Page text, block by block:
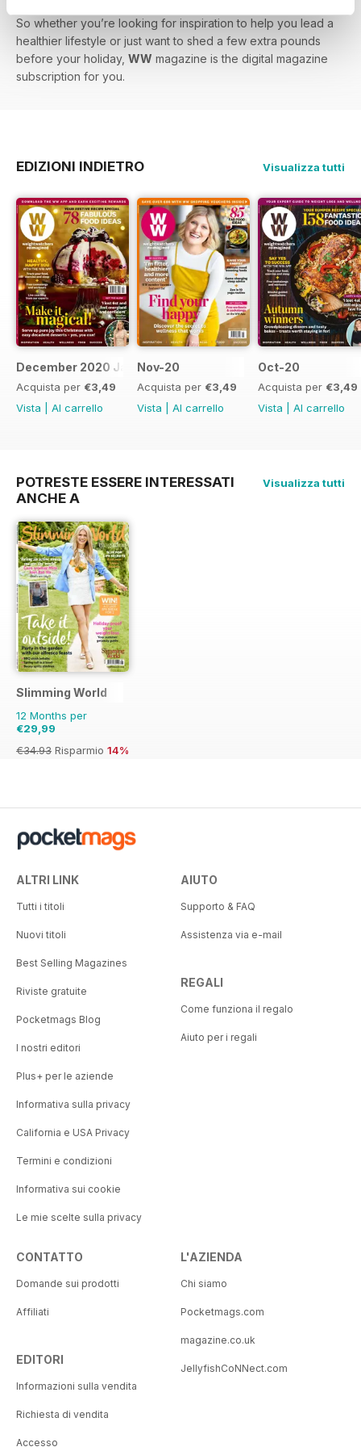
So whether you’re looking for inspiration to help you lead a
healthier lifestyle or just want to shed a few extra pounds
before your holiday, WW magazine is the digital magazine
subscription for you.
EDIZIONI INDIETRO Visualizza tutti
December 2020 January 2021
Acquista per €3,49
Vista
Al carrello
Nov-20
Acquista per €3,49
Vista
Al carrello
Oct-20
Acquista per €3,49
Vista
Al carrello
POTRESTE ESSERE INTERESSATI
ANCHE A
Visualizza tutti
Slimming World
12 Months per
€29,99
€34.93 Risparmio 14%
ALTRI LINK
Tutti i titoli
Nuovi titoli
Best Selling Magazines
Riviste gratuite
Pocketmags Blog
I nostri editori
Plus+ per le aziende
Informativa sulla privacy
California e USA Privacy
Termini e condizioni
Informativa sui cookie
Le mie scelte sulla privacy
AIUTO
Supporto & FAQ
Assistenza via e-mail
REGALI
Come funziona il regalo
Aiuto per i regali
CONTATTO
Domande sui prodotti
Affiliati
EDITORI
Informazioni sulla vendita
Richiesta di vendita
Accesso
L'AZIENDA
Chi siamo
Pocketmags.com
magazine.co.uk
JellyfishCoNNect.com